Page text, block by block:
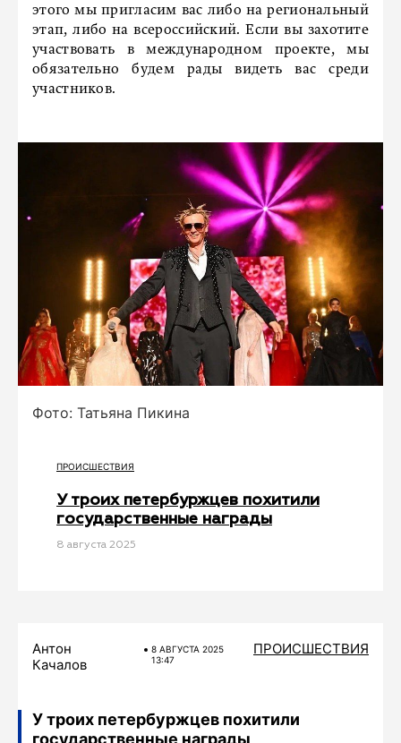
этого мы пригласим вас либо на региональный
этап, либо на всероссийский. Если вы захотите
участвовать в международном проекте, мы
обязательно будем рады видеть вас среди
участников.
Фото: Татьяна Пикина
ПРОИСШЕСТВИЯ
У троих петербуржцев похитили
государственные награды
8 августа 2025
Антон
Качалов
8 АВГУСТА 2025
13:47
ПРОИСШЕСТВИЯ
У троих петербуржцев похитили
государственные награды